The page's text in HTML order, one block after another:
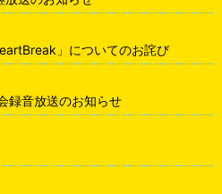
」についてのお詫び
録音放送のお知らせ